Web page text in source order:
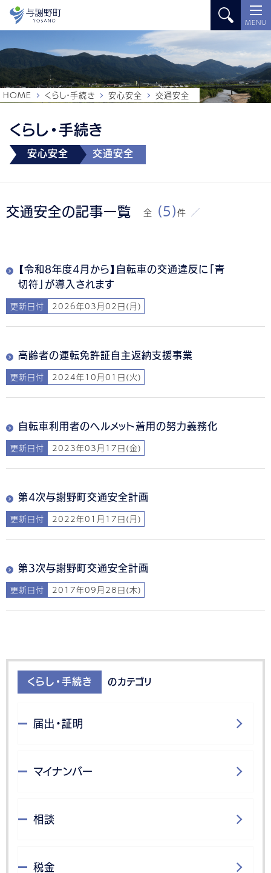
MENU
くらし・手続き
安心安全 交通安全
HOME くらし・手続き 安心安全 交通安全
交通安全の記事一覧 全 (5)件
【令和8年度4月から】自転車の交通違反に「青
切符」が導入されます
更新日付 2026年03月02日(月)
高齢者の運転免許証自主返納支援事業
更新日付 2024年10月01日(火)
自転車利用者のヘルメット着用の努力義務化
更新日付 2023年03月17日(金)
第4次与謝野町交通安全計画
更新日付 2022年01月17日(月)
第3次与謝野町交通安全計画
更新日付 2017年09月28日(木)
くらし・手続き のカテゴリ
届出・証明
マイナンバー
相談
税金